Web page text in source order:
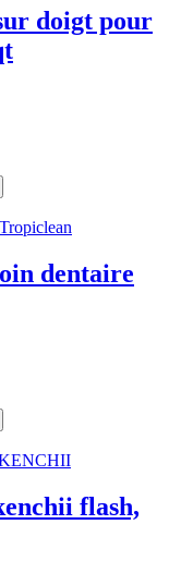
doigt pour
dentaire
flash,